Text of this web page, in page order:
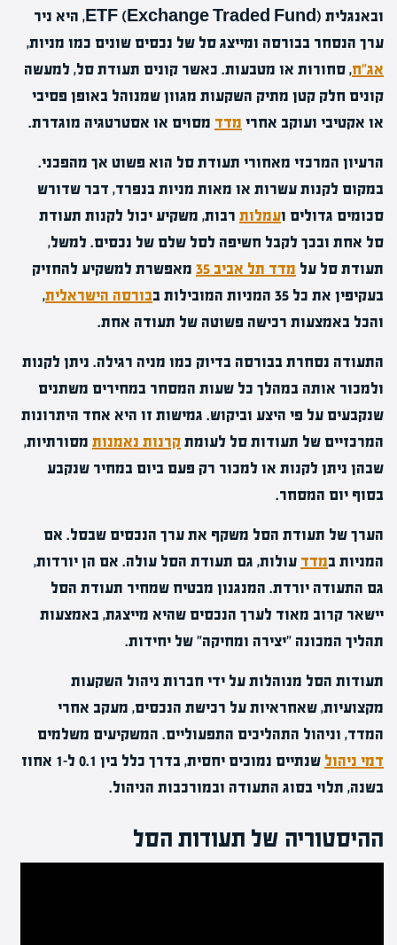
ובאנגלית ETF (Exchange Traded Fund), היא ניר
ערך הנסחר בבורסה ומייצג סל של נכסים שונים כמו מניות,
אג"ח, סחורות או מטבעות. כאשר קונים תעודת סל, למעשה
קונים חלק קטן מתיק השקעות מגוון שמנוהל באופן פסיבי
או אקטיבי ועוקב אחרי מדד מסוים או אסטרטגיה מוגדרת.
הרעיון המרכזי מאחורי תעודת סל הוא פשוט אך מהפכני.
במקום לקנות עשרות או מאות מניות בנפרד, דבר שדורש
סכומים גדולים ועמלות רבות, משקיע יכול לקנות תעודת
סל אחת ובכך לקבל חשיפה לסל שלם של נכסים. למשל,
תעודת סל על מדד תל אביב 35
מאפשרת למשקיע להחזיק
בעקיפין את כל 35 המניות המובילות ב
בורסה הישראלית,
והכל באמצעות רכישה פשוטה של תעודה אחת.
התעודה נסחרת בבורסה בדיוק כמו מניה רגילה. ניתן לקנות
ולמכור אותה במהלך כל שעות המסחר במחירים משתנים
שנקבעים על פי היצע וביקוש. גמישות זו היא אחד היתרונות
המרכזיים של תעודות סל לעומתקרנות נאמנות מסורתיות,
שבהן ניתן לקנות או למכור רק פעם ביום במחיר שנקבע
בסוף יום המסחר.
הערך של תעודת הסל משקף את ערך הנכסים שבסל. אם
המניות במדד עולות, גם תעודת הסל עולה. אם הן יורדות,
גם התעודה יורדת. המנגנון מבטיח שמחיר תעודת הסל
יישאר קרוב מאוד לערך הנכסים שהיא מייצגת, באמצעות
תהליך המכונה "יצירה ומחיקה" של יחידות.
תעודות הסל מנוהלות על ידי חברות ניהול השקעות
מקצועיות, שאחראיות על רכישת הנכסים, מעקב אחרי
המדד, וניהול התהליכים התפעוליים. המשקיעים משלמים
דמי ניהול
שנתיים נמוכים יחסית, בדרך כלל בין 0.1 ל-1 אחוז
בשנה, תלוי בסוג התעודה ובמורכבות הניהול.
ההיסטוריה של תעודות הסל